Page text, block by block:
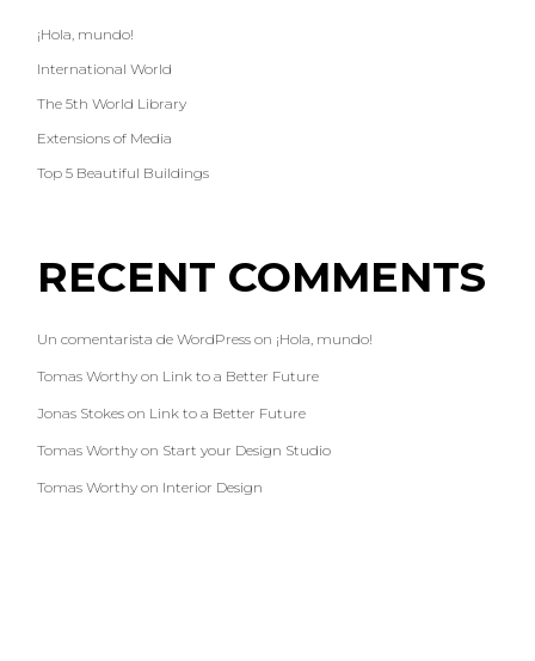
¡Hola, mundo!
International World
The 5th World Library
Extensions of Media
Top 5 Beautiful Buildings
RECENT COMMENTS
Un comentarista de WordPress on ¡Hola, mundo!
Tomas Worthy on Link to a Better Future
Jonas Stokes on Link to a Better Future
Tomas Worthy on Start your Design Studio
Tomas Worthy on Interior Design